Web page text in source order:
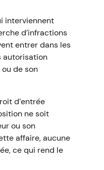
interviennent
d’infractions
entrer dans les
autorisation
de son
d’entrée
ne soit
ou son
affaire, aucune
ce qui rend le